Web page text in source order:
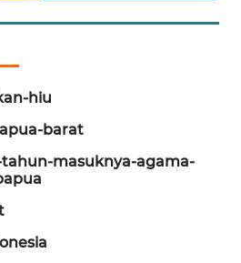
hiu
barat
masuknya-agama-